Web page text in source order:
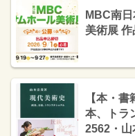
MBC南
美術展 作
【本・
本、トラ
2562・山